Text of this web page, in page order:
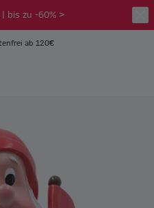
| bis zu -60% >
ab 120€